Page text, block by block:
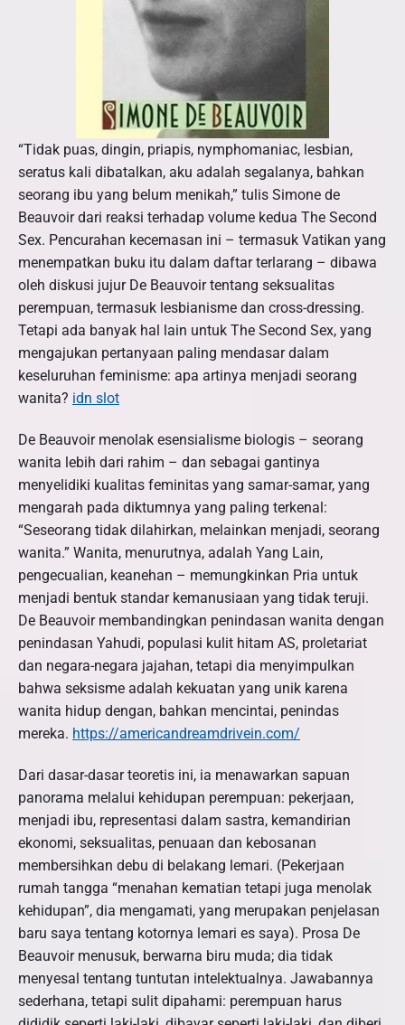
“Tidak puas, dingin, priapis, nymphomaniac, lesbian,
seratus kali dibatalkan, aku adalah segalanya, bahkan
seorang ibu yang belum menikah,” tulis Simone de
Beauvoir dari reaksi terhadap volume kedua The Second
Sex. Pencurahan kecemasan ini – termasuk Vatikan yang
menempatkan buku itu dalam daftar terlarang – dibawa
oleh diskusi jujur ​​De Beauvoir tentang seksualitas
perempuan, termasuk lesbianisme dan cross-dressing.
Tetapi ada banyak hal lain untuk The Second Sex, yang
mengajukan pertanyaan paling mendasar dalam
keseluruhan feminisme: apa artinya menjadi seorang
wanita? idn slot
De Beauvoir menolak esensialisme biologis – seorang
wanita lebih dari rahim – dan sebagai gantinya
menyelidiki kualitas feminitas yang samar-samar, yang
mengarah pada diktumnya yang paling terkenal:
“Seseorang tidak dilahirkan, melainkan menjadi, seorang
wanita.” Wanita, menurutnya, adalah Yang Lain,
pengecualian, keanehan – memungkinkan Pria untuk
menjadi bentuk standar kemanusiaan yang tidak teruji.
De Beauvoir membandingkan penindasan wanita dengan
penindasan Yahudi, populasi kulit hitam AS, proletariat
dan negara-negara jajahan, tetapi dia menyimpulkan
bahwa seksisme adalah kekuatan yang unik karena
wanita hidup dengan, bahkan mencintai, penindas
mereka. https://americandreamdrivein.com/
Dari dasar-dasar teoretis ini, ia menawarkan sapuan
panorama melalui kehidupan perempuan: pekerjaan,
menjadi ibu, representasi dalam sastra, kemandirian
ekonomi, seksualitas, penuaan dan kebosanan
membersihkan debu di belakang lemari. (Pekerjaan
rumah tangga “menahan kematian tetapi juga menolak
kehidupan”, dia mengamati, yang merupakan penjelasan
baru saya tentang kotornya lemari es saya). Prosa De
Beauvoir menusuk, berwarna biru muda; dia tidak
menyesal tentang tuntutan intelektualnya. Jawabannya
sederhana, tetapi sulit dipahami: perempuan harus